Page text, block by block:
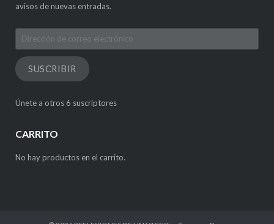
avisos de nuevas entradas.
Dirección
de
correo
electrónico
SUSCRIBIR
Únete a otros 6 suscriptores
CARRITO
No hay productos en el carrito.